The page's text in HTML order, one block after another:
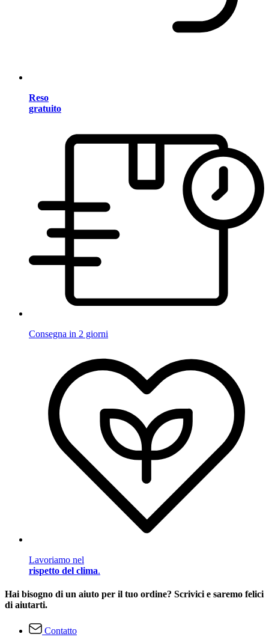
Reso
gratuito
Consegna in 2 giorni
Lavoriamo nel
rispetto del clima.
Hai bisogno di un aiuto per il tuo ordine? Scrivici e saremo felici
di aiutarti.
Contatto